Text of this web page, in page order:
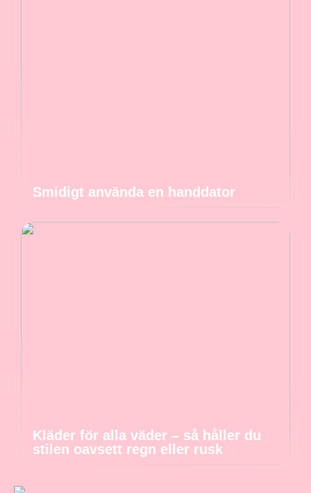
Smidigt använda en handdator
Kläder för alla väder – så håller du
stilen oavsett regn eller rusk